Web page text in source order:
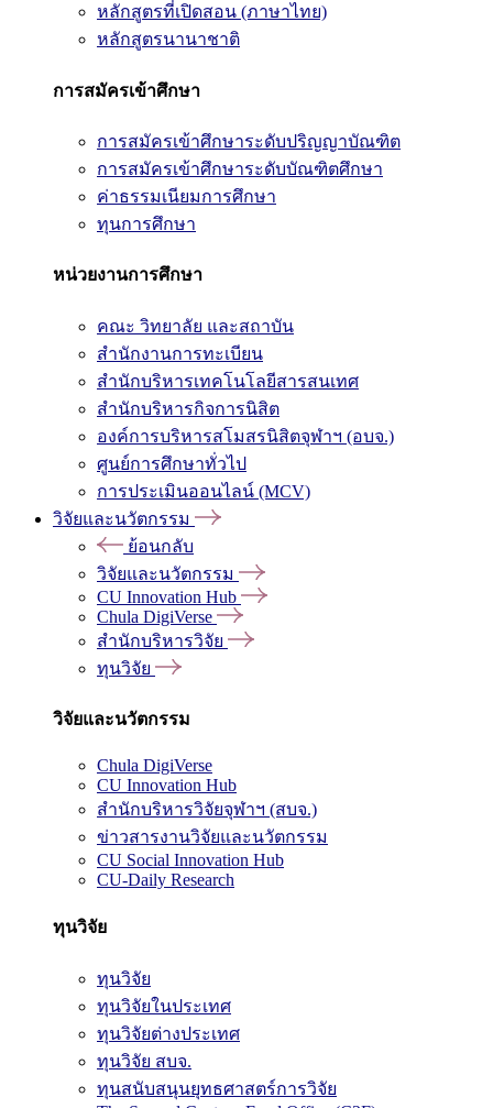
หลักสูตรที่เปิดสอน (ภาษาไทย)
หลักสูตรนานาชาติ
การสมัครเข้าศึกษา
การสมัครเข้าศึกษาระดับปริญญาบัณฑิต
การสมัครเข้าศึกษาระดับบัณฑิตศึกษา
ค่าธรรมเนียมการศึกษา
ทุนการศึกษา
หน่วยงานการศึกษา
คณะ วิทยาลัย และสถาบัน
สำนักงานการทะเบียน
สำนักบริหารเทคโนโลยีสารสนเทศ
สำนักบริหารกิจการนิสิต
องค์การบริหารสโมสรนิสิตจุฬาฯ (อบจ.)
ศูนย์การศึกษาทั่วไป
การประเมินออนไลน์ (MCV)
วิจัยและนวัตกรรม
ย้อนกลับ
วิจัยและนวัตกรรม
CU Innovation Hub
Chula DigiVerse
สำนักบริหารวิจัย
ทุนวิจัย
วิจัยและนวัตกรรม
Chula DigiVerse
CU Innovation Hub
สำนักบริหารวิจัยจุฬาฯ (สบจ.)
ข่าวสารงานวิจัยและนวัตกรรม
CU Social Innovation Hub
CU-Daily Research
ทุนวิจัย
ทุนวิจัย
ทุนวิจัยในประเทศ
ทุนวิจัยต่างประเทศ
ทุนวิจัย สบจ.
ทุนสนับสนุนยุทธศาสตร์การวิจัย